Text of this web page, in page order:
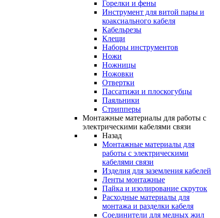
Горелки и фены
Инструмент для витой пары и
коаксиального кабеля
Кабельрезы
Клещи
Наборы инструментов
Ножи
Ножницы
Ножовки
Отвертки
Пассатижи и плоскогубцы
Паяльники
Стрипперы
Монтажные материалы для работы с
электрическими кабелями связи
Назад
Монтажные материалы для
работы с электрическими
кабелями связи
Изделия для заземления кабелей
Ленты монтажные
Пайка и изолирование скруток
Расходные материалы для
монтажа и разделки кабеля
Соединители для медных жил